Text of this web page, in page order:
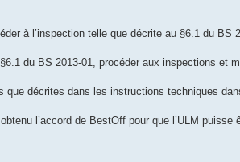
à l’inspection telle que décrite au §6.1 du BS
du BS 2013-01, procéder aux inspections et
décrites dans les instructions techniques
l’accord de BestOff pour que l’ULM